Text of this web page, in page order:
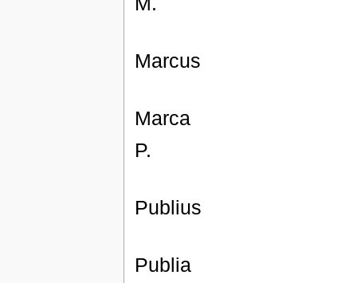
Marcus
Marca
P.
Publius
Publia